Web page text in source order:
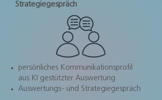
Strategiegespräch
persönliches Kommunikationsprofil
aus KI gestützter Auswertung
Auswertungs- und Strategiegespräch